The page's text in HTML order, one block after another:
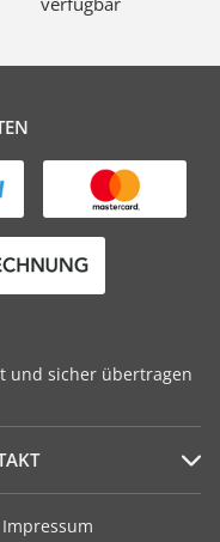
und sicher übertragen
Impressum